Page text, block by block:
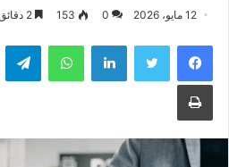
12 مايو، 2026 0
153
فيسبوك لينكدإن واتساب